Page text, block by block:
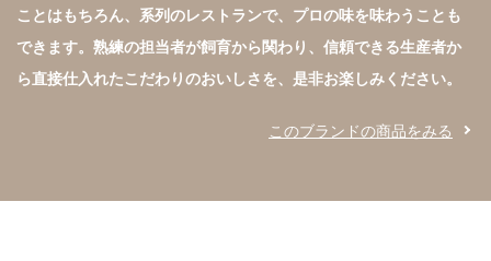
ことはもちろん、系列のレストランで、プロの味を味わうことも
できます。熟練の担当者が飼育から関わり、信頼できる生産者か
このブランドの商品をみる